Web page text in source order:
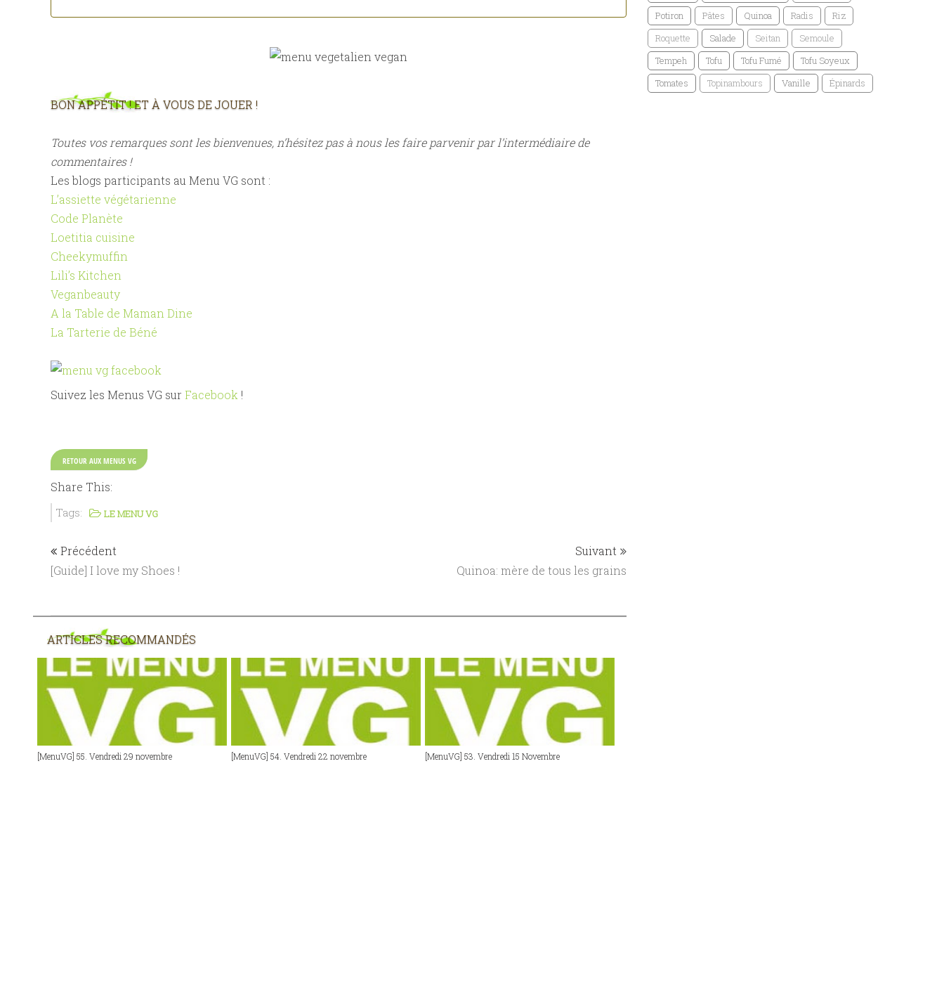
BON APPÉTIT ! ET À VOUS DE JOUER !
Toutes vos remarques sont les bienvenues, n’hésitez pas à nous les faire parvenir par l’intermédiaire de
commentaires !
Les blogs participants au Menu VG sont :
L’assiette végétarienne
Code Planète
Loetitia cuisine
Cheekymuffin
Lili’s Kitchen
Veganbeauty
A la Table de Maman Dine
La Tarterie de Béné
Suivez les Menus VG sur Facebook !
RETOUR AUX MENUS VG
Share This:
Tags: LE MENU VG
Précédent
[Guide] I love my Shoes !
Suivant
Quinoa: mère de tous les grains
ARTICLES RECOMMANDÉS
[MenuVG] 55. Vendredi 29 novembre [MenuVG] 54. Vendredi 22 novembre [MenuVG] 53. Vendredi 15 Novembre
Potiron
Pâtes Quinoa Radis
Riz
Roquette
Salade Seitan
Semoule
Tempeh
Tofu Tofu Fumé
Tofu Soyeux
Tomates
Topinambours Vanille Épinards